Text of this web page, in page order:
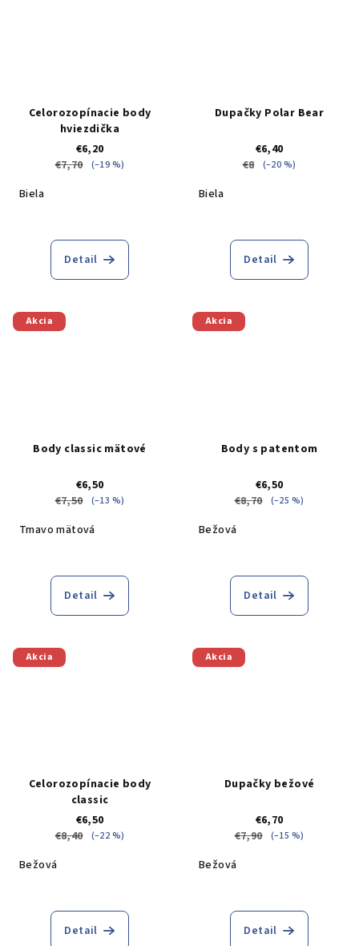
Celorozopínacie body
hviezdička
€6,20
€7,70
(–19 %)
Biela
Detail
Dupačky Polar Bear
€6,40
€8
(–20 %)
Biela
Detail
Akcia
Body classic mätové
€6,50
€7,50
(–13 %)
Tmavo mätová
Detail
Akcia
Body s patentom
€6,50
€8,70
(–25 %)
Bežová
Detail
Akcia
Celorozopínacie body
classic
€6,50
€8,40
(–22 %)
Bežová
Detail
Akcia
Dupačky bežové
€6,70
€7,90
(–15 %)
Bežová
Detail